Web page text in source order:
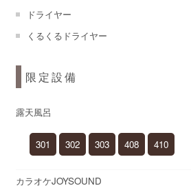
ドライヤー
くるくるドライヤー
限定設備
露天風呂
301 302 303 408 410
カラオケJOYSOUND